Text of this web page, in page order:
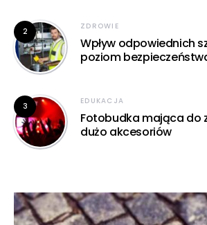
2
ZDROWIE
Wpływ odpowiednich
poziom
3
EDUKACJA
Fotobudka mająca do
dużo akcesoriów